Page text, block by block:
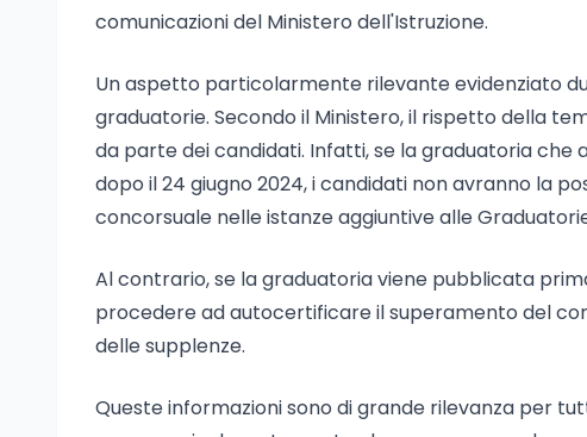
comunicazioni del Ministero dell'Istruzione.
Un aspetto particolarmente rilevante evidenziato
graduatorie. Secondo il Ministero, il rispetto della
da parte dei candidati. Infatti, se la graduatoria
dopo il 24 giugno 2024, i candidati non avranno la
concorsuale nelle istanze aggiuntive alle
Al contrario, se la graduatoria viene pubblicata
procedere ad autocertificare il superamento del
delle supplenze.
Queste informazioni sono di grande rilevanza per